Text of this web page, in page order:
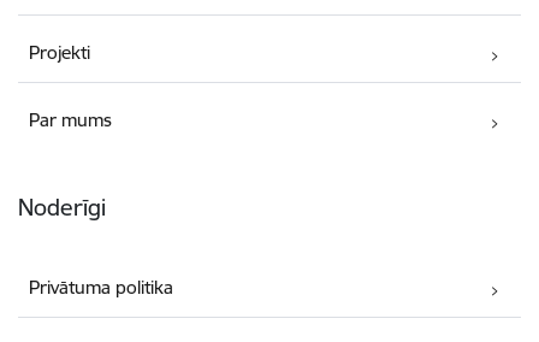
Projekti
Par mums
Noderīgi
Privātuma politika